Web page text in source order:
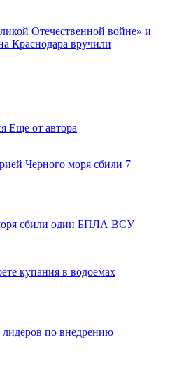
Отечественной войне» и
Краснодара вручили
Еще от автора
Черного моря сбили 7
сбили один БПЛА ВСУ
купания в водоемах
лидеров по внедрению